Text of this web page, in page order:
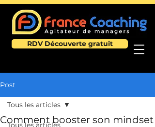
RDV Découverte gratuit
Post
Tous les articles
Tous les articles
Comment booster son mindset